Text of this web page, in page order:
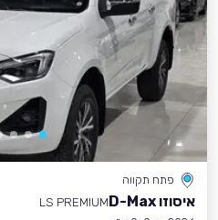
פתח תקווה
איסוזו D-Max
LS PREMIUM